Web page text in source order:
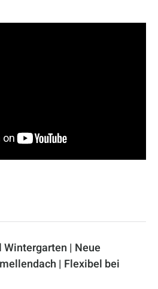
| Neue
| Flexibel bei